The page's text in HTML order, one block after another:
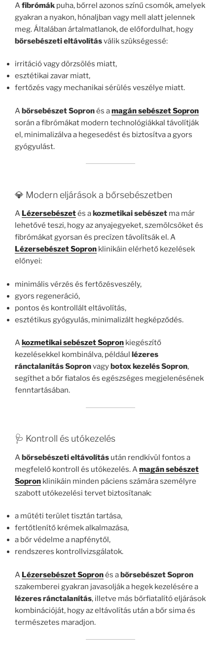
Afibrómák puha, bőrrel azonos színű csomók, amelyek
gyakran a nyakon, hónaljban vagy mell alatt jelennek
meg. Általában ártalmatlanok, de előfordulhat, hogy
bőrsebészeti eltávolításválik szükségessé:
irritáció vagy dörzsölés miatt,
esztétikai zavar miatt,
fertőzés vagy mechanikai sérülés veszélye miatt.
Abőrsebészet Sopronés amagán sebészet Sopron
során a fibrómákat modern technológiákkal távolítják
el, minimalizálva a hegesedést és biztosítva a gyors
gyógyulást.
💎 Modern eljárások a bőrsebészetben
A Lézersebészetés a kozmetikai sebészet ma már
lehetővé teszi, hogy az anyajegyeket, szemölcsöket és
fibrómákat gyorsan és precízen távolítsák el. A
Lézersebészet Sopron klinikáin elérhető kezelések
előnyei:
minimális vérzés és fertőzésveszély,
gyors regeneráció,
pontos és kontrollált eltávolítás,
esztétikus gyógyulás, minimalizált hegképződés.
A kozmetikai sebészet Sopron kiegészítő
kezelésekkel kombinálva, például
lézeres
ránctalanítás Sopronvagy botox kezelés Sopron,
segíthet a bőr fiatalos és egészséges megjelenésének
fenntartásában.
🩺 Kontroll és utókezelés
Abőrsebészeti eltávolítás után rendkívül fontos a
megfelelő kontroll és utókezelés. Amagán sebészet
Sopron klinikáin minden páciens számára személyre
szabott utókezelési tervet biztosítanak:
a műtéti terület tisztán tartása,
fertőtlenítő krémek alkalmazása,
a bőr védelme a napfénytől,
rendszeres kontrollvizsgálatok.
A Lézersebészet Sopronés abőrsebészet Sopron
szakemberei gyakran javasolják a hegek kezelésére a
lézeres ránctalanítás, illetve más bőrfiatalító eljárások
kombinációját, hogy az eltávolítás után a bőr sima és
természetes maradjon.